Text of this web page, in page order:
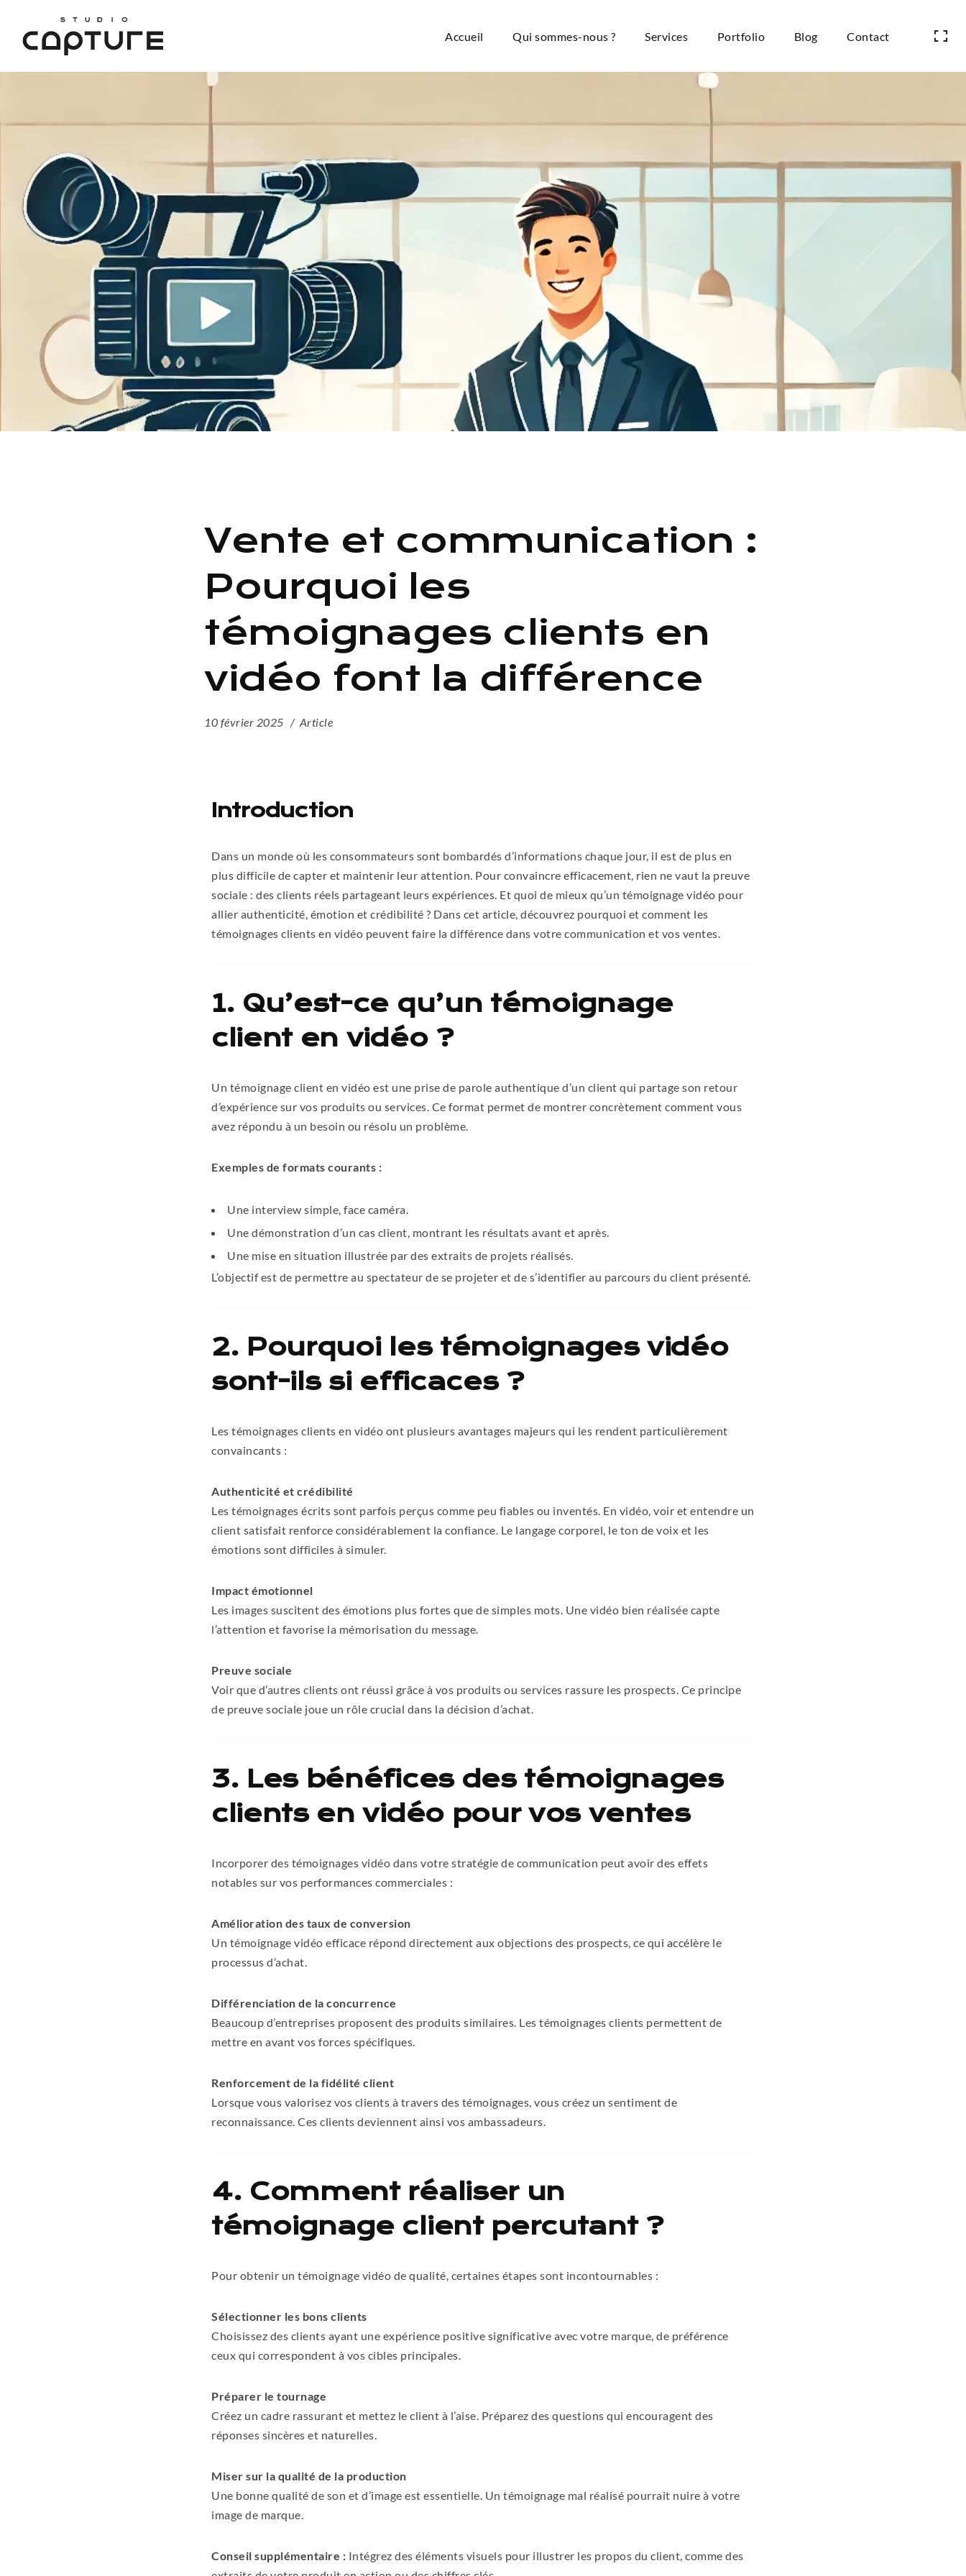
Accueil Qui sommes-nous ? Services Portfolio Blog Contact
Vente et communication :
Pourquoi les
témoignages clients en
vidéo font la différence
10 février 2025 Article
Introduction
Dans un monde où les consommateurs sont bombardés d’informations chaque jour, il est de plus en
plus difficile de capter et maintenir leur attention. Pour convaincre efficacement, rien ne vaut la preuve
sociale : des clients réels partageant leurs expériences. Et quoi de mieux qu’un témoignage vidéo pour
allier authenticité, émotion et crédibilité ? Dans cet article, découvrez pourquoi et comment les
témoignages clients en vidéo peuvent faire la différence dans votre communication et vos ventes.
1. Qu’est-ce qu’un témoignage
client en vidéo ?
Un témoignage client en vidéo est une prise de parole authentique d’un client qui partage son retour
d’expérience sur vos produits ou services. Ce format permet de montrer concrètement comment vous
avez répondu à un besoin ou résolu un problème.
Exemples de formats courants :
Une interview simple, face caméra.
Une démonstration d’un cas client, montrant les résultats avant et après.
Une mise en situation illustrée par des extraits de projets réalisés.
L’objectif est de permettre au spectateur de se projeter et de s’identifier au parcours du client présenté.
2. Pourquoi les témoignages vidéo
sont-ils si efficaces ?
Les témoignages clients en vidéo ont plusieurs avantages majeurs qui les rendent particulièrement
convaincants :
Authenticité et crédibilité
Les témoignages écrits sont parfois perçus comme peu fiables ou inventés. En vidéo, voir et entendre un
client satisfait renforce considérablement la confiance. Le langage corporel, le ton de voix et les
émotions sont difficiles à simuler.
Impact émotionnel
Les images suscitent des émotions plus fortes que de simples mots. Une vidéo bien réalisée capte
l’attention et favorise la mémorisation du message.
Preuve sociale
Voir que d’autres clients ont réussi grâce à vos produits ou services rassure les prospects. Ce principe
de preuve sociale joue un rôle crucial dans la décision d’achat.
3. Les bénéfices des témoignages
clients en vidéo pour vos ventes
Incorporer des témoignages vidéo dans votre stratégie de communication peut avoir des effets
notables sur vos performances commerciales :
Amélioration des taux de conversion
Un témoignage vidéo efficace répond directement aux objections des prospects, ce qui accélère le
processus d’achat.
Différenciation de la concurrence
Beaucoup d’entreprises proposent des produits similaires. Les témoignages clients permettent de
mettre en avant vos forces spécifiques.
Renforcement de la fidélité client
Lorsque vous valorisez vos clients à travers des témoignages, vous créez un sentiment de
reconnaissance. Ces clients deviennent ainsi vos ambassadeurs.
4. Comment réaliser un
témoignage client percutant ?
Pour obtenir un témoignage vidéo de qualité, certaines étapes sont incontournables :
Sélectionner les bons clients
Choisissez des clients ayant une expérience positive significative avec votre marque, de préférence
ceux qui correspondent à vos cibles principales.
Préparer le tournage
Créez un cadre rassurant et mettez le client à l’aise. Préparez des questions qui encouragent des
réponses sincères et naturelles.
Miser sur la qualité de la production
Une bonne qualité de son et d’image est essentielle. Un témoignage mal réalisé pourrait nuire à votre
image de marque.
Conseil supplémentaire : Intégrez des éléments visuels pour illustrer les propos du client, comme des